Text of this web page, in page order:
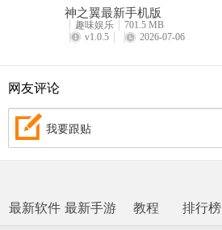
神之翼最新手机版
趣味娱乐
701.5 MB
v1.0.5
2026-07-06
网友评论
我要跟贴
最新软件 最新手游 教程 排行榜